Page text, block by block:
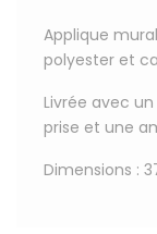
Applique
polyester et
Livrée avec
prise et une
Dimensions :